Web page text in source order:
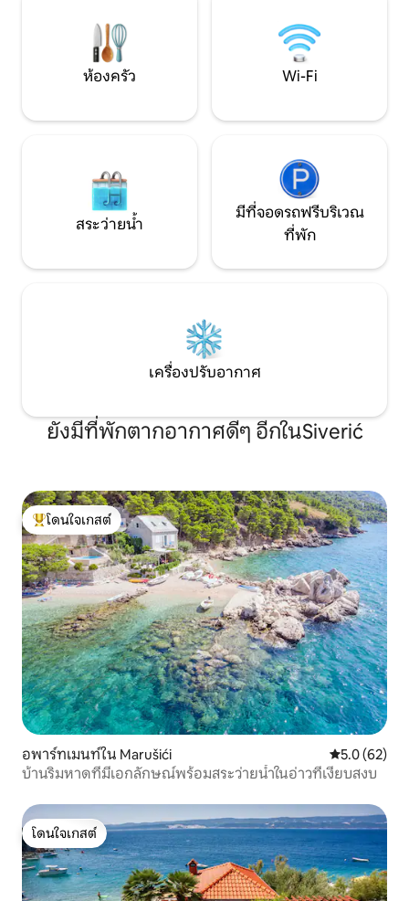
อุปกรณ์ครบครันพร้อมเคาน์เตอร์ครัวแบบ
เกาะกลาง ระเบียงพร้อมสระว่ายน้ำ จากุซซี่
และบาร์บีคิว - ทุกอย่างเพื่อการเข้าพักที่ไร้
ห้องน้ำที่จอดรถ 5
ความหรูหราอื่นๆ
5 คน! จองเลย!!
ห้องครัว Wi-Fi
สระว่ายน้ำ
มีที่จอดรถฟรีบริเวณ
ที่พัก
เครื่องปรับอากาศ
ยังมีที่พักตากอากาศดีๆ อีกในSiverić
โดนใจเกสต์ที่สุด
โดนใจเกสต์
อพาร์ทเมนท์ใน Marušići คะแนนเฉลี่ย
5.0 (62)
บ้านริมหาดที่มีเอกลักษณ์พร้อมสระว่ายน้ำในอ่าวที่เงียบสงบ
โดนใจเกสต์
โดนใจเกสต์